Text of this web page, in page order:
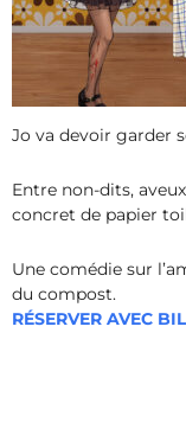
Jo va devoir garder
Entre non-dits,
concret de papier
Une comédie sur
du compost.
RÉSERVER AVEC